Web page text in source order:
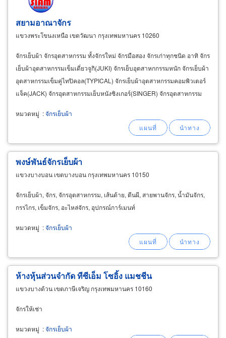
สยามอาณาจักร
แขวงพระโขนงเหนือ เขตวัฒนา กรุงเทพมหานคร 10260
จักรเย็บผ้า จักรอุตสาหกรรม ทั้งจักรใหม่ จักรมือสอง จักรเก่าทุกชนิด อาทิ จักร
เย็บผ้าอุตสาหกรรมเข็มเดี่ยวจูกิ(JUKI) จักรเย็บอุตสาหกกรรมหนัก จักรเย็บผ้า
อุตสาหกรรมเข็มคู่ไทปิคอล(TYPICAL) จักรเย็บผ้าอุตสาหกรรมคอมพิวเตอร์
แจ็ค(JACK) จักรอุตสาหกรรมเย็บหนังซิงเกอร์(SINGER) จักรอุตสาหกรรม
หมวดหมู่ :จักรเย็บผ้า
พงษ์พันธ์จักรเย็บผ้า
แขวงบางบอน เขตบางบอน กรุงเทพมหานคร 10150
จักรเย็บผ้า, จักร, จักรอุตสาหกรรม, เส้นด้าย, ตีนผี, สายพานจักร, น้ำมันจักร,
กรรไกร, เข็มจักร, อะไหล่จักร, อุปกรณ์การ์เมนท์
หมวดหมู่ :จักรเย็บผ้า
ห้างหุ้นส่วนจำกัด ทีซีเอ็ม โซอิ้ง แมชชีน
แขวงบางด้วน เขตภาษีเจริญ กรุงเทพมหานคร 10160
จักรให้เช่า
หมวดหมู่ :จักรเย็บผ้า